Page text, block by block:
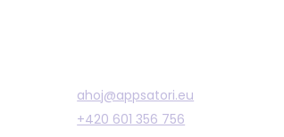
ahoj@appsatori.eu
+420 601 356 756